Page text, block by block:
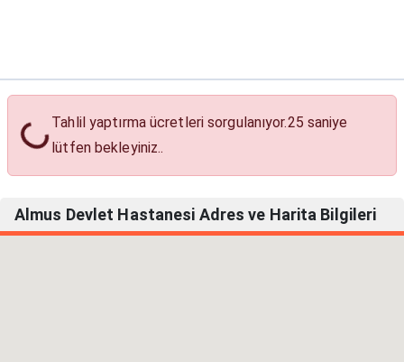
Tahlil Yaptırma Ücretleri
Tahlil yaptırma ücretleri sorgulanıyor.24 saniye
lütfen bekleyiniz..
Almus Devlet Hastanesi Adres ve Harita Bilgileri